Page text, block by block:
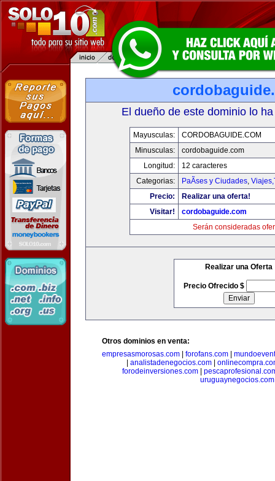
El dueño de este dominio lo
Mayusculas:
CORDOBAGUIDE.COM
Minusculas:
cordobaguide.com
Longitud:
12 caracteres
Categorias:
PaÃ­ses y Ciudades,
Precio:
Realizar una oferta!
Visitar!
cordobaguide.com
Serán consideradas
Realizar una Oferta
Precio Ofrecido $
Otros dominios en venta:
empresasmorosas.com
forofans.com
analistadenegocios.com
forodeinversiones.com
uruguaynegocios.com